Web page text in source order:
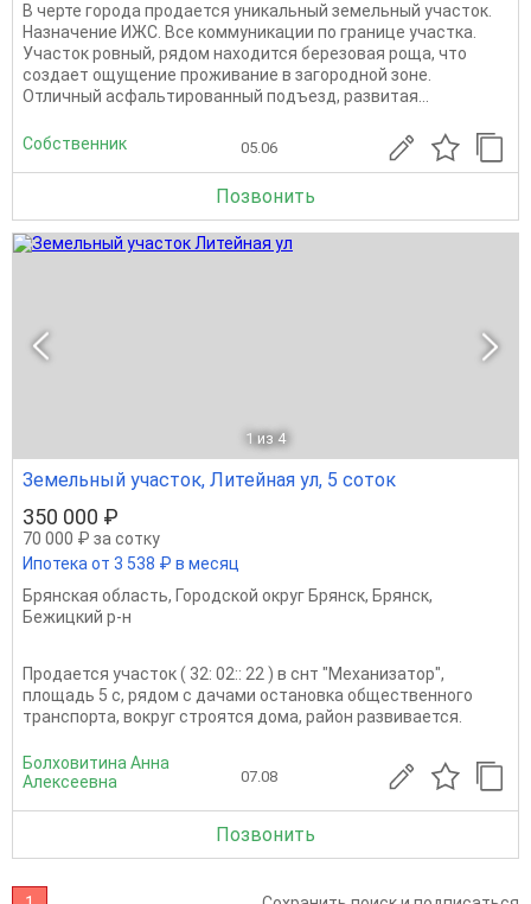
В черте города продается уникальный земельный участок.
Назначение ИЖС. Все коммуникации по границе участка.
Участок ровный, рядом находится березовая роща, что
создает ощущение проживание в загородной зоне.
Отличный асфальтированный подъезд, развитая...
Собственник 05.06
Позвонить
1 из 4
Земельный участок, Литейная ул, 5 соток
350 000 ₽
70 000 ₽ за сотку
Ипотека от 3 538 ₽ в месяц
Брянская область, Городской округ Брянск, Брянск,
Бежицкий р-н
Продается участок ( 32: 02:: 22 ) в снт "Механизатор",
площадь 5 с, рядом с дачами остановка общественного
транспорта, вокруг строятся дома, район развивается.
Болховитина Анна
Алексеевна
07.08
Позвонить